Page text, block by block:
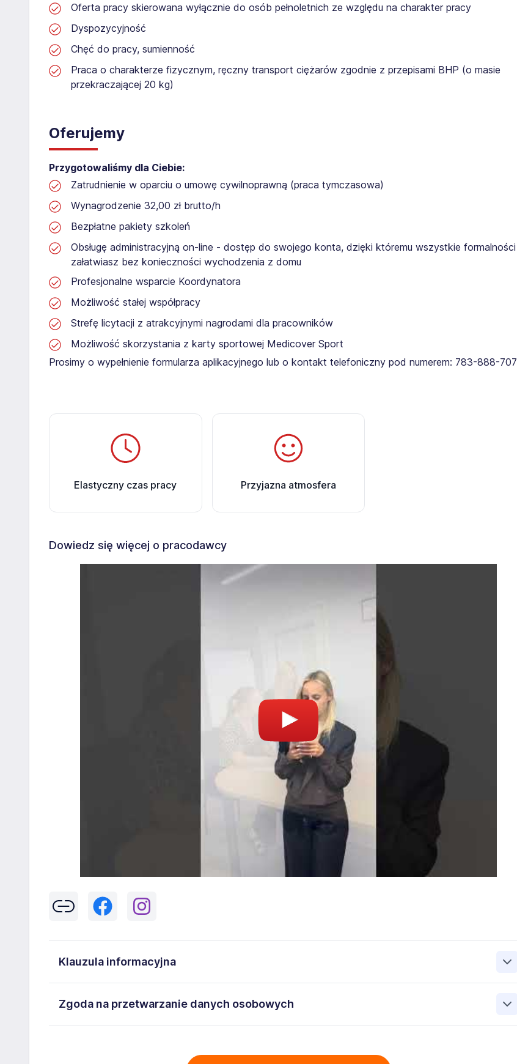
Oferta pracy skierowana wyłącznie do osób pełnoletnich ze względu na charakter pracy
Dyspozycyjność
Chęć do pracy, sumienność
Praca o charakterze fizycznym, ręczny transport ciężarów zgodnie z przepisami BHP (o masie
przekraczającej 20 kg)
Oferujemy
Przygotowaliśmy dla Ciebie:
Zatrudnienie w oparciu o umowę cywilnoprawną (praca tymczasowa)
Wynagrodzenie 32,00 zł brutto/h
Bezpłatne pakiety szkoleń
Obsługę administracyjną on-line - dostęp do swojego konta, dzięki któremu wszystkie formalności
załatwiasz bez konieczności wychodzenia z domu
Profesjonalne wsparcie Koordynatora
Możliwość stałej współpracy
Strefę licytacji z atrakcyjnymi nagrodami dla pracowników
Możliwość skorzystania z karty sportowej Medicover Sport
Prosimy o wypełnienie formularza aplikacyjnego lub o kontakt telefoniczny pod numerem: 783-888-707​
Elastyczny czas pracy Przyjazna atmosfera
Dowiedz się więcej o pracodawcy
Klauzula informacyjna
43-300 Bielsko-Biała danych osobowych zawartych w zgłoszeniu rekrutacyjnym w celu prowadzenia rekrutacji
Zgoda na przetwarzanie danych osobowych
43-300 Bielsko-Biała ul. 11 Listopada 60-62 , NIP: 5471988634 zawartych w załączonych dokumentach